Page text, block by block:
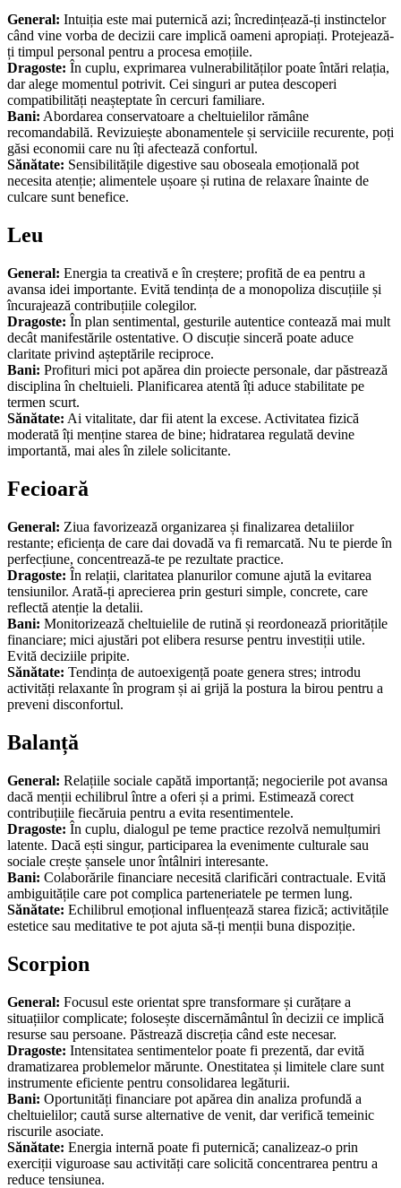
General: Intuiția este mai puternică azi; încredințează-ți instinctelor
când vine vorba de decizii care implică oameni apropiați. Protejează-
ți timpul personal pentru a procesa emoțiile.
Dragoste: În cuplu, exprimarea vulnerabilităților poate întări relația,
dar alege momentul potrivit. Cei singuri ar putea descoperi
compatibilități neașteptate în cercuri familiare.
Bani: Abordarea conservatoare a cheltuielilor rămâne
recomandabilă. Revizuiește abonamentele și serviciile recurente, poți
găsi economii care nu îți afectează confortul.
Sănătate: Sensibilitățile digestive sau oboseala emoțională pot
necesita atenție; alimentele ușoare și rutina de relaxare înainte de
culcare sunt benefice.
Leu
General: Energia ta creativă e în creștere; profită de ea pentru a
avansa idei importante. Evită tendința de a monopoliza discuțiile și
încurajează contribuțiile colegilor.
Dragoste: În plan sentimental, gesturile autentice contează mai mult
decât manifestările ostentative. O discuție sinceră poate aduce
claritate privind așteptările reciproce.
Bani: Profituri mici pot apărea din proiecte personale, dar păstrează
disciplina în cheltuieli. Planificarea atentă îți aduce stabilitate pe
termen scurt.
Sănătate: Ai vitalitate, dar fii atent la excese. Activitatea fizică
moderată îți menține starea de bine; hidratarea regulată devine
importantă, mai ales în zilele solicitante.
Fecioară
General: Ziua favorizează organizarea și finalizarea detaliilor
restante; eficiența de care dai dovadă va fi remarcată. Nu te pierde în
perfecțiune, concentrează-te pe rezultate practice.
Dragoste: În relații, claritatea planurilor comune ajută la evitarea
tensiunilor. Arată-ți aprecierea prin gesturi simple, concrete, care
reflectă atenție la detalii.
Bani: Monitorizează cheltuielile de rutină și reordonează prioritățile
financiare; mici ajustări pot elibera resurse pentru investiții utile.
Evită deciziile pripite.
Sănătate: Tendința de autoexigență poate genera stres; introdu
activități relaxante în program și ai grijă la postura la birou pentru a
preveni disconfortul.
Balanță
General: Relațiile sociale capătă importanță; negocierile pot avansa
dacă menții echilibrul între a oferi și a primi. Estimează corect
contribuțiile fiecăruia pentru a evita resentimentele.
Dragoste: În cuplu, dialogul pe teme practice rezolvă nemulțumiri
latente. Dacă ești singur, participarea la evenimente culturale sau
sociale crește șansele unor întâlniri interesante.
Bani: Colaborările financiare necesită clarificări contractuale. Evită
ambiguitățile care pot complica parteneriatele pe termen lung.
Sănătate: Echilibrul emoțional influențează starea fizică; activitățile
estetice sau meditative te pot ajuta să-ți menții buna dispoziție.
Scorpion
General: Focusul este orientat spre transformare și curățare a
situațiilor complicate; folosește discernământul în decizii ce implică
resurse sau persoane. Păstrează discreția când este necesar.
Dragoste: Intensitatea sentimentelor poate fi prezentă, dar evită
dramatizarea problemelor mărunte. Onestitatea și limitele clare sunt
instrumente eficiente pentru consolidarea legăturii.
Bani: Oportunități financiare pot apărea din analiza profundă a
cheltuielilor; caută surse alternative de venit, dar verifică temeinic
riscurile asociate.
Sănătate: Energia internă poate fi puternică; canalizeaz-o prin
exerciții viguroase sau activități care solicită concentrarea pentru a
reduce tensiunea.